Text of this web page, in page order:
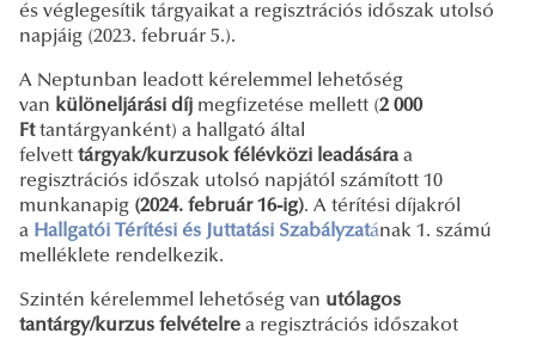
és véglegesítik tárgyaikat a regisztrációs időszak utolsó
napjáig (2023. február 5.).
A Neptunban leadott kérelemmel lehetőség
van különeljárási díj megfizetése mellett (2 000
Fttantárgyanként) a hallgató által
felvett tárgyak/kurzusok félévközi leadásáraa
regisztrációs időszak utolsó napjától számított 10
munkanapig (2024. február 16-ig). A térítési díjakról
a Hallgatói Térítési és Juttatási Szabályzatának 1. számú
melléklete rendelkezik.
Szintén kérelemmel lehetőség van utólagos
tantárgy/kurzus felvételre a regisztrációs időszakot